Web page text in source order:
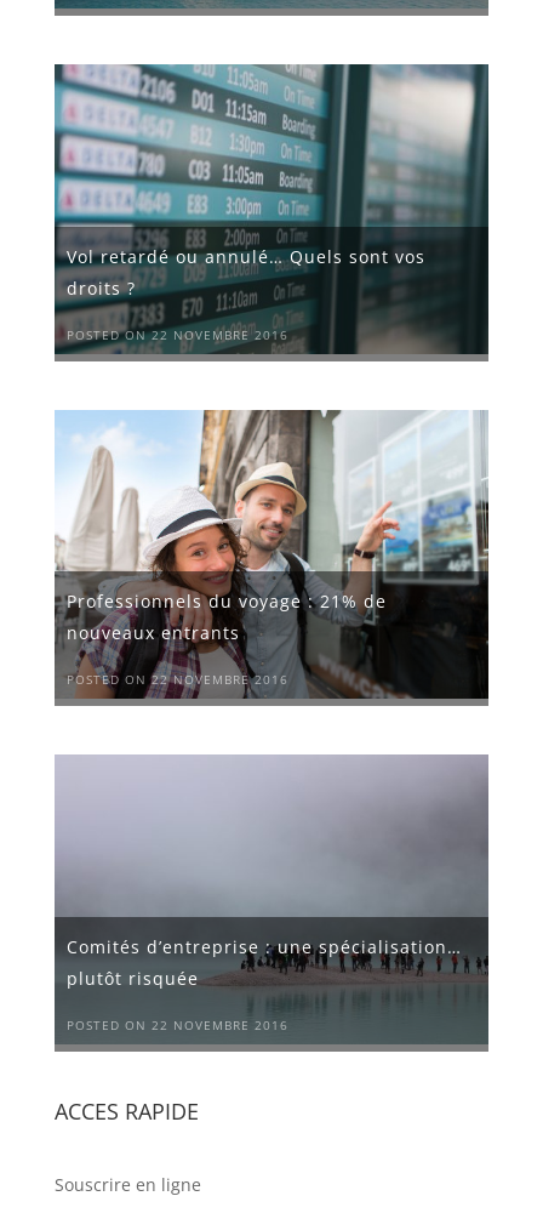
Vol retardé ou annulé… Quels sont vos
droits ?
POSTED ON 22 NOVEMBRE 2016
Professionnels du voyage : 21% de
nouveaux entrants
POSTED ON 22 NOVEMBRE 2016
Comités d’entreprise : une spécialisation…
plutôt risquée
POSTED ON 22 NOVEMBRE 2016
ACCES RAPIDE
Souscrire en ligne